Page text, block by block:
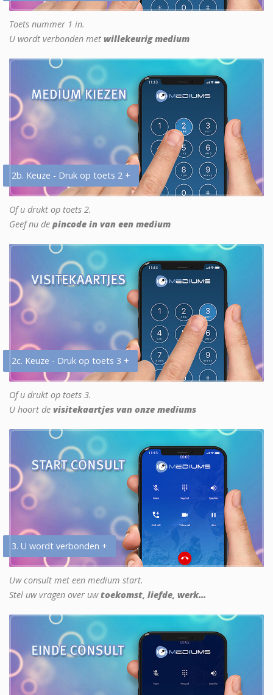
Toets nummer 1 in.
U wordt verbonden met willekeurig medium
2b. Keuze - Druk op toets 2 +
Of u drukt op toets 2.
Geef nu de pincode in van een medium
2c. Keuze - Druk op toets 3 +
Of u drukt op toets 3.
U hoort de visitekaartjes van onze mediums
3. U wordt verbonden +
Uw consult met een medium start.
Stel uw vragen over uwtoekomst, liefde, werk...